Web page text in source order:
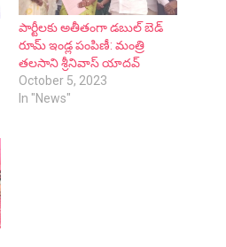
పార్టీలకు అతీతంగా డబుల్ బెడ్
రూమ్ ఇండ్ల పంపిణీ: మంత్రి
తలసాని శ్రీనివాస్ యాదవ్
October 5, 2023
In "News"